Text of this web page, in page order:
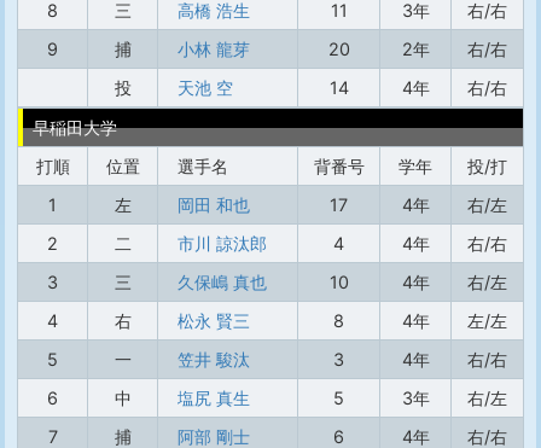
8
三 高橋 浩生 11 3年
右/右
9
捕 小林 龍芽 20 2年
右/右
投
天池 空 14 4年
右/右
早稲田大学
打順
位置 選手名 背番号 学年
投/打
1
左 岡田 和也 17 4年
右/左
2
二 市川 諒汰郎 4 4年
右/右
3
三 久保嶋 真也 10 4年
右/左
4
右 松永 賢三 8 4年
左/左
5
一 笠井 駿汰 3 4年
右/右
6
中 塩尻 真生 5 3年
右/左
7
捕 阿部 剛士 6 4年
右/右